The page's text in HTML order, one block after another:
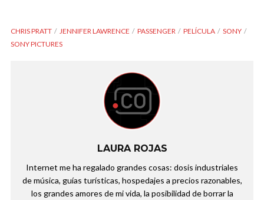
CHRIS PRATT JENNIFER LAWRENCE PASSENGER PELÍCULA
SONY
SONY PICTURES
LAURA ROJAS
Internet me ha regalado grandes cosas: dosis industriales
de música, guías turísticas, hospedajes a precios razonables,
los grandes amores de mi vida, la posibilidad de borrar la